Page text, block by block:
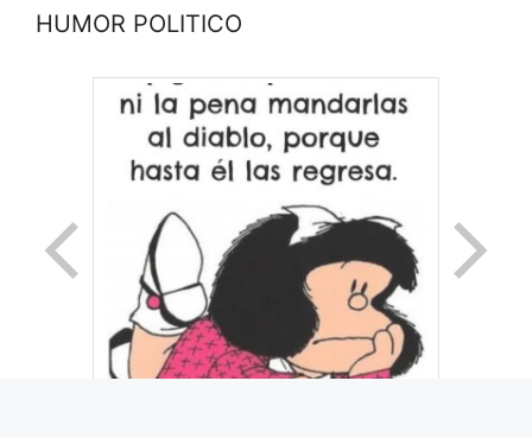
HUMOR POLITICO